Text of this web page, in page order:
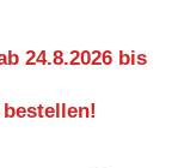
24.8.2026 bis